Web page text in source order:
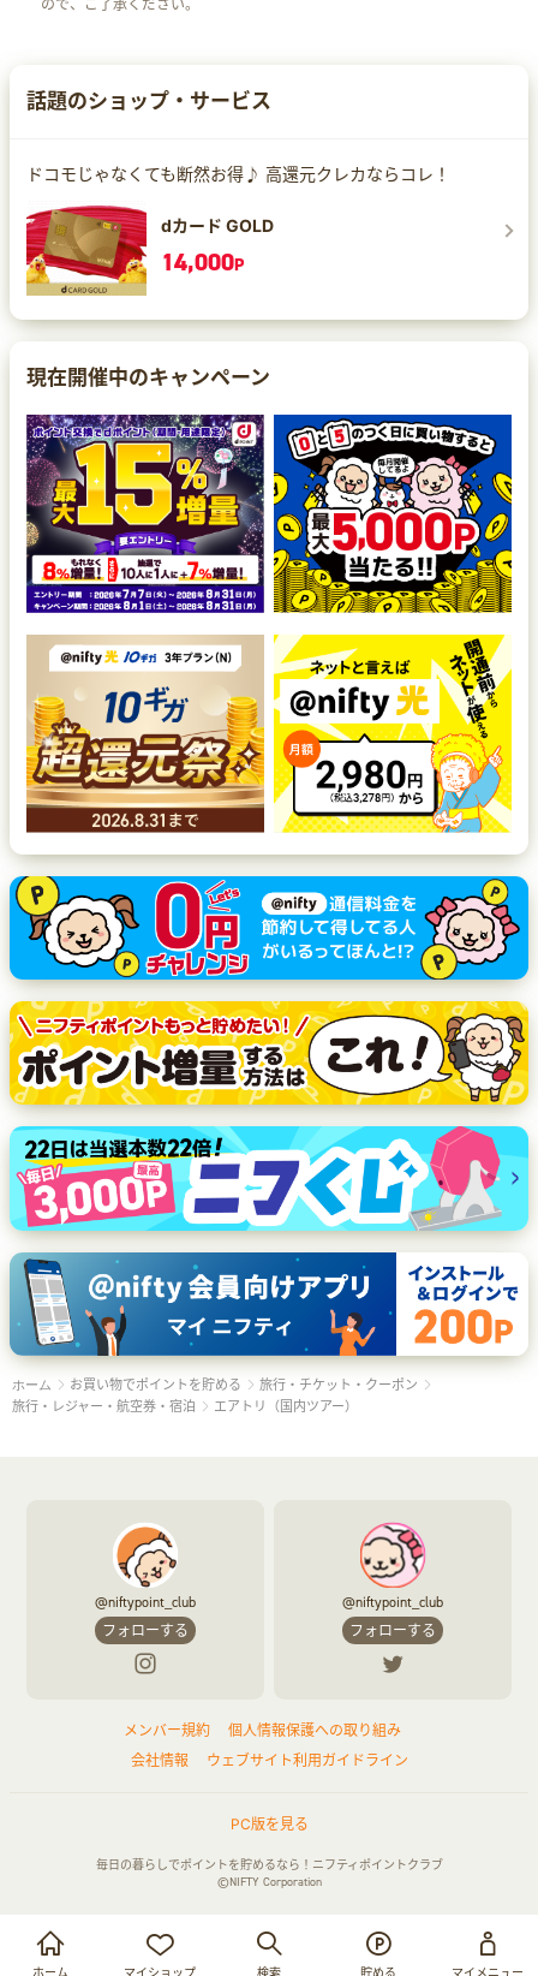
お買い物・サービス利用で貯める
ログイン
ホーム マイショップ 検索 貯める マイメニュー
ので、ご了承ください。
話題のショップ・サービス
ドコモじゃなくても断然お得♪ 高還元クレカならコレ！
dカード GOLD
14,000P
現在開催中のキャンペーン
ホーム お買い物でポイントを貯める
旅行・チケット・クーポン
旅行・レジャー・航空券・宿泊
エアトリ（国内ツアー）
@niftypoint_club
フォローする
@niftypoint_club
フォローする
メンバー規約
個人情報保護への取り組み
会社情報
ウェブサイト利用ガイドライン
PC版を見る
毎日の暮らしでポイントを貯めるなら！ニフティポイントクラブ
©NIFTY Corporation